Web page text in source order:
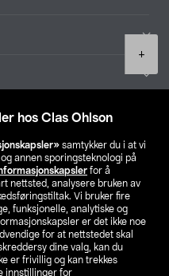
hos Clas Ohlson
samtykker du i at vi
annen sporingsteknologi på
for å
nettsted, analysere bruken av
Vi bruker fire
funksjonelle, analytiske og
er det ikke noe
for at nettstedet skal
dine valg, kan du
er frivillig og kan trekkes
innstillinger for
+
butikk
FI